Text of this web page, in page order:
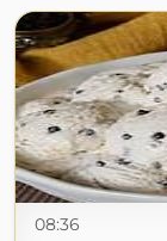
08:36